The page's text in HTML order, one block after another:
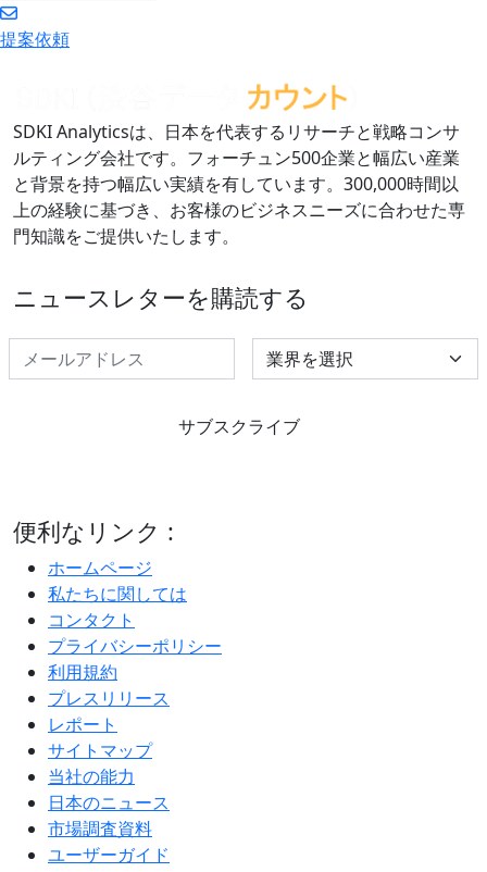
提案依頼
SDKI Analyticsは、日本を代表するリサーチと戦略コンサ
ルティング会社です。フォーチュン500企業と幅広い産業
と背景を持つ幅広い実績を有しています。300,000時間以
上の経験に基づき、お客様のビジネスニーズに合わせた専
門知識をご提供いたします。
ニュースレターを購読する
Select Industry
サブスクライブ
便利なリンク :
ホームページ
私たちに関しては
コンタクト
プライバシーポリシー
利用規約
プレスリリース
レポート
サイトマップ
当社の能力
日本のニュース
市場調査資料
ユーザーガイド